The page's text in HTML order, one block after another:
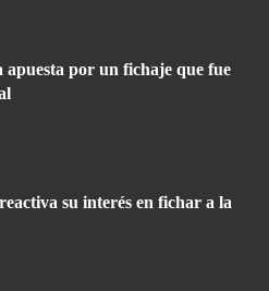
apuesta por un fichaje que fue
su interés en fichar a la